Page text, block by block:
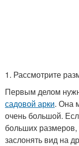
1. Рассмотрите
Первым делом
садовой арки. Она
очень большой.
больших размеров,
заслонять вид на